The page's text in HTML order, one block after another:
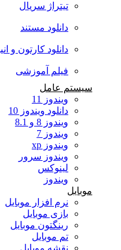
تیتراژ سریال
دانلود مستند
دانلود کارتون و انیمیشن
فیلم آموزشی
سیستم عامل
ویندوز 11
دانلود ویندوز 10
ویندوز 8 و 8.1
ویندوز 7
ویندوز xp
ویندوز سرور
لینوکس
ویندوز
موبایل
نرم افزار موبایل
بازی موبایل
رینگتون موبایل
تم موبایل
نقشه موبایل